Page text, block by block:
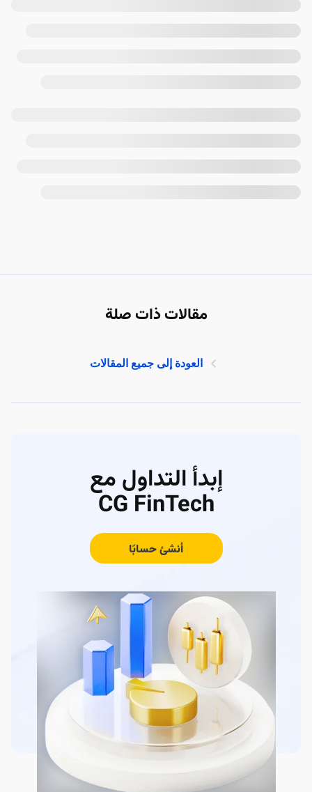
مقالات ذات صلة
العودة إلى جميع المقالات
إبدأ التداول مع
CG FinTech
أنشئ حسابًا